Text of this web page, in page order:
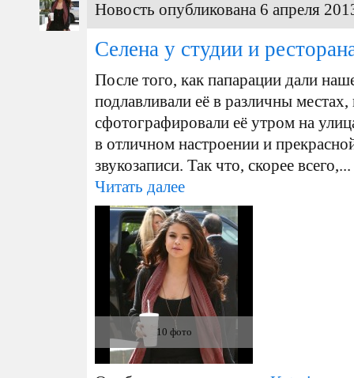
Новость опубликована 6 апреля
Селена у студии и
После того, как папарации дали
подлавливали её в различны
сфотографировали её утром на
в отличном настроении и
звукозаписи. Так что, скорее всего,...
Читать далее
10 фото